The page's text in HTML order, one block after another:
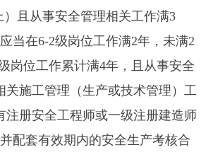
）且从事安全管理相关工作满3
当在6-2级岗位工作满2年，未满2
岗位工作累计满4年，且从事安全
关施工管理（生产或技术管理）工
注册安全工程师或一级注册建造师
配套有效期内的安全生产考核合